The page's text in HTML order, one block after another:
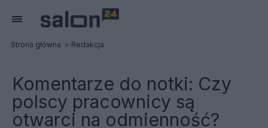
Strona główna Redakcja
Komentarze do notki: Czy
polscy pracownicy są
otwarci na odmienność?